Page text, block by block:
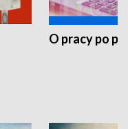
O pracy po